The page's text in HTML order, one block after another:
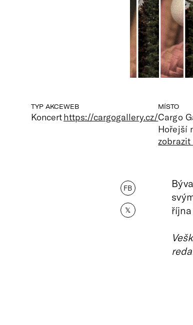
TYP AKCE
Koncert
WEB
https://cargogallery.cz/
MÍSTO
Cargo
Hořejší
zobrazit
FB
𝕏